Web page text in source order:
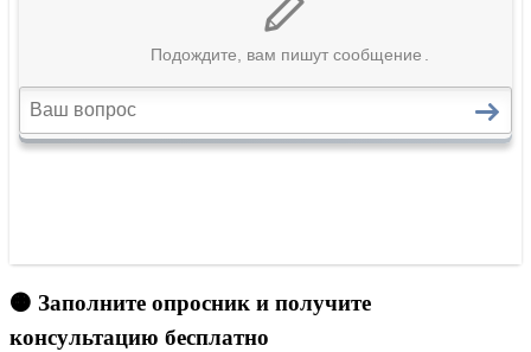
🟠 Заполните опросник и получите
консультацию бесплатно